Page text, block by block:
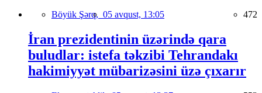
Böyük Şərq, 05 avqust, 13:05 472
İran prezidentinin üzərində qara
buludlar: istefa təkzibi Tehrandakı
hakimiyyət mübarizəsini üzə çıxarır